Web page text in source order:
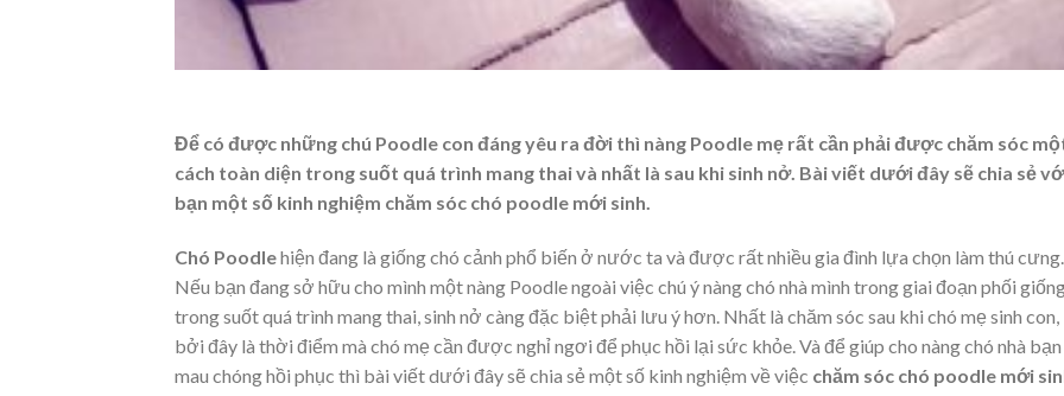
Để có được những chú Poodle con đáng yêu ra đời thì nàng Poodle mẹ rất cần phải được chăm sóc
cách toàn diện trong suốt quá trình mang thai và nhất là sau khi sinh nở. Bài viết dưới đây sẽ chia sẻ
bạn một số kinh nghiệm chăm sóc chó poodle mới sinh.
Chó Poodlehiện đang là giống chó cảnh phổ biến ở nước ta và được rất nhiều gia đình lựa chọn làm thú cưng.
Nếu bạn đang sở hữu cho mình một nàng Poodle ngoài việc chú ý nàng chó nhà mình trong giai đoạn phối
trong suốt quá trình mang thai, sinh nở càng đặc biệt phải lưu ý hơn. Nhất là chăm sóc sau khi chó mẹ sinh con,
bởi đây là thời điểm mà chó mẹ cần được nghỉ ngơi để phục hồi lại sức khỏe. Và để giúp cho nàng chó nhà bạn
mau chóng hồi phục thì bài viết dưới đây sẽ chia sẻ một số kinh nghiệm về việc chăm sóc chó poodle mới